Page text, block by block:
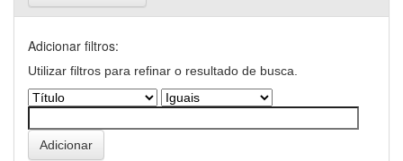
Adicionar filtros:
Utilizar filtros para refinar o resultado de busca.